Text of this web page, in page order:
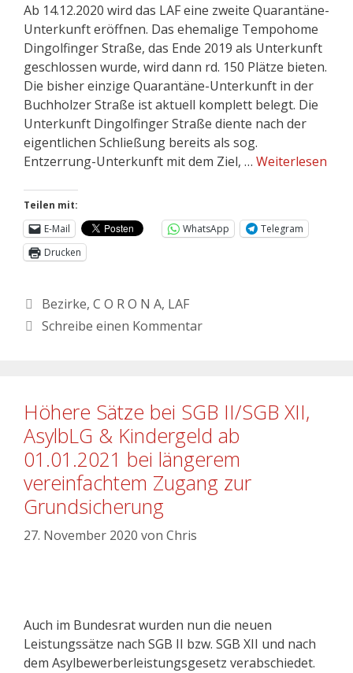
Ab 14.12.2020 wird das LAF eine zweite Quarantäne-
Unterkunft eröffnen. Das ehemalige Tempohome
Dingolfinger Straße, das Ende 2019 als Unterkunft
geschlossen wurde, wird dann rd. 150 Plätze bieten.
Die bisher einzige Quarantäne-Unterkunft in der
Buchholzer Straße ist aktuell komplett belegt. Die
Unterkunft Dingolfinger Straße diente nach der
eigentlichen Schließung bereits als sog.
Entzerrung-Unterkunft mit dem Ziel, … Weiterlesen
Teilen mit:
E-Mail
WhatsApp
Telegram
Drucken
Bezirke, C O R O N A, LAF
Schreibe einen Kommentar
Höhere Sätze bei SGB II/SGB XII,
AsylbLG & Kindergeld ab
01.01.2021 bei längerem
vereinfachtem Zugang zur
Grundsicherung
27. November 2020 von Chris
Auch im Bundesrat wurden nun die neuen
Leistungssätze nach SGB II bzw. SGB XII und nach
dem Asylbewerberleistungsgesetz verabschiedet.